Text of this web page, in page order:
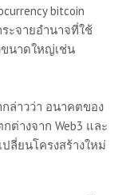
bitcoin
ะจายอำนาจที่ใช้
นาดใหญ่เช่น
กล่าวว่า อนาคตของ
ต่างจาก Web3 และ
ปลี่ยนโครงสร้างใหม่